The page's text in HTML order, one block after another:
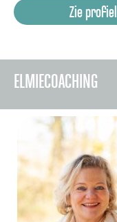
Zie profiel
ELMIECOACHING